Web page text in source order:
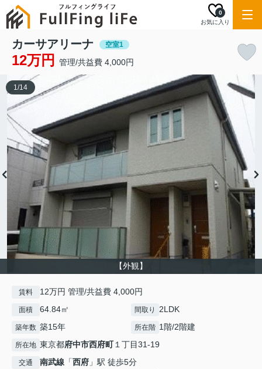
お気に入り
0
カーサアリーナ 空室1
12万円 管理/共益費 4,000円
【外観】
1/14
賃料 12万円 管理/共益費 4,000円
面積 64.84㎡ 間取り 2LDK
築年数 築15年 所在階 1階/2階建
所在地 東京都府中市西府町１丁目31-19
交通 南武線 「西府 」駅 徒歩5分